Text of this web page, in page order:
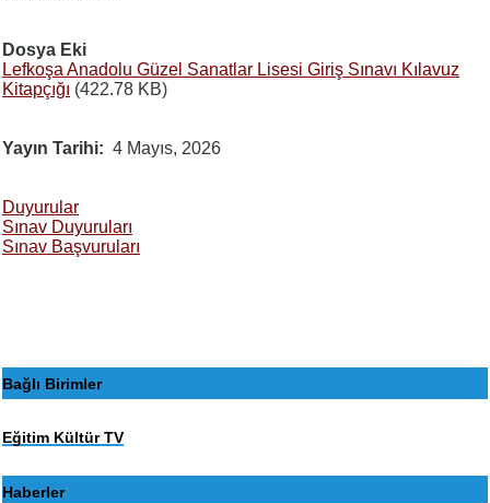
Dosya Eki
Lefkoşa Anadolu Güzel Sanatlar Lisesi Giriş Sınavı Kılavuz
Kitapçığı (422.78 KB)
Yayın Tarihi 4 Mayıs, 2026
Duyurular
Sınav Duyuruları
Sınav Başvuruları
Bağlı Birimler
Eğitim Kültür TV
Haberler